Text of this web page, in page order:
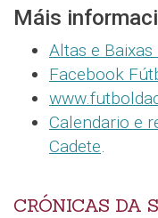
Máis
Altas e
Facebook
Calendario e
Cadete.
CRÓNICAS DA